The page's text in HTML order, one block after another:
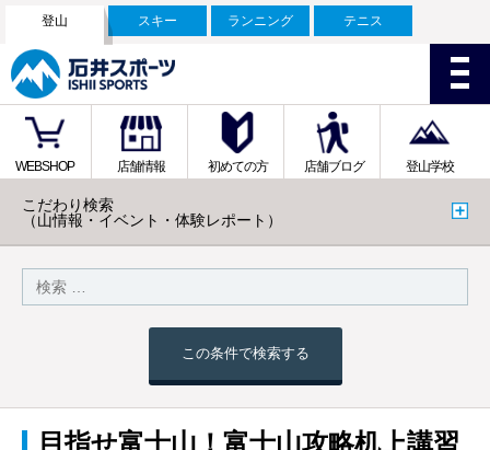
登山 スキー ランニング テニス
WEBSHOP 店舗情報 初めての方 店舗ブログ 登山学校
こだわり検索
（山情報・イベント・体験レポート）
この条件で検索する
目指せ富士山！富士山攻略机上講習